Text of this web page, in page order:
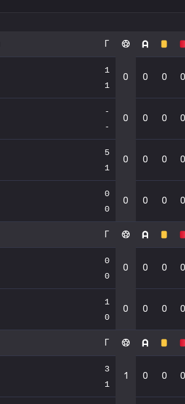
Г
1
1
0 0 0 0
-
-
0 0 0 0
5
1
0 0 0 0
0
0
0 0 0 0
Г
0
0
0 0 0 0
1
0
0 0 0 0
Г
3
1
1 0 0 0